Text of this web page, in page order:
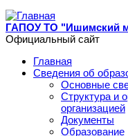
Перейти к основному
ГАПОУ ТО "Ишимский
Официальный сайт
Главная
Сведения об
Основные
Структура и
организацией
Документы
Образование